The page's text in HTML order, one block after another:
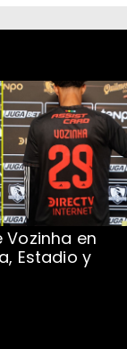
Vozinha en
Estadio y